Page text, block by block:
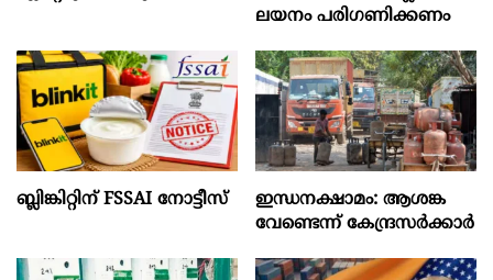
ലയനം പരിഗണിക്കണം
ബ്ലിങ്കിറ്റിന് FSSAI നോട്ടീസ്
ഇന്ധനക്ഷാമം: ആശങ്ക
വേണ്ടെന്ന് കേന്ദ്രസർക്കാർ